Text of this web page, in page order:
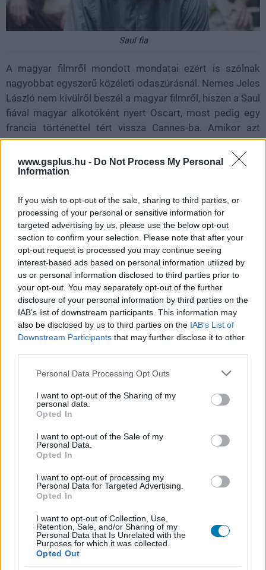
www.gsplus.hu - Do Not Process My Personal
Information
If you wish to opt-out of the sale, sharing to third parties, or
processing of your personal or sensitive information for
targeted advertising by us, please use the below opt-out
section to confirm your selection. Please note that after your
opt-out request is processed you may continue seeing
interest-based ads based on personal information utilized by
us or personal information disclosed to third parties prior to
your opt-out. You may separately opt-out of the further
disclosure of your personal information by third parties on the
IAB’s list of downstream participants. This information may
also be disclosed by us to third parties on the IAB’s List of
Downstream Participants that may further disclose it to other
Please note that this website/app uses one or more Google
not limited to your visit or usage behaviour. You may click to
grant or deny consent to Google and its third-party tags to
use your data for below specified purposes in below Google
consent section.
Personal Data Processing Opt Outs
I want to opt-out of the Sharing of my
personal data.
Opted In
I want to opt-out of the Sale of my
Personal Data.
Opted In
I want to opt-out of processing my
Personal Data for Targeted Advertising.
Opted In
I want to opt-out of Collection, Use,
Retention, Sale, and/or Sharing of my
Personal Data that Is Unrelated with the
Purposes for which it was collected.
Opted Out
Saul fia
A magyar filmről mondott mondatai ezért is szólnak
nagyobbat egyszerű közéleti odaszúrásnál. Nemes Jeles
László nem kívülről beszél a magyar filmről, hiszen a Saul
fiával magyar alkotóként nyert Oscart, most pedig egy
francia történettel tért vissza Cannes-ba. Amikor azt
mondja, hogy értékes művek lehetőségei mentek
veszendőbe, az nem általános morgásnak hangzik,
hanem egy olyan rendező keserű megállapításának, aki
filmkultúrája valóban képes nagy tétben gondolkodni.
SMASH by Meló-Diák: Homok, zene és a nyár legjobb
hangulata – Jön a második forduló! (X)
Július végén folytatódik a balatoni strandröplabda-
sorozat.
Hozzászólások
A közösségi média posztonként
csipked le a boldogságodból